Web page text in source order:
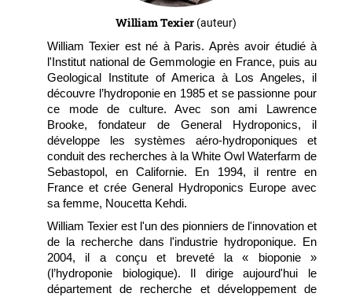
William Texier (auteur)
William Texier est né à Paris. Après avoir étudié à
l'Institut national de Gemmologie en France, puis au
Geological Institute of America à Los Angeles, il
découvre l’hydroponie en 1985 et se passionne pour
ce mode de culture. Avec son ami Lawrence
Brooke, fondateur de General Hydroponics, il
développe les systèmes aéro-hydroponiques et
conduit des recherches à la White Owl Waterfarm de
Sebastopol, en Californie. En 1994, il rentre en
France et crée General Hydroponics Europe avec
sa femme, Noucetta Kehdi.
William Texier est l'un des pionniers de l'innovation et
de la recherche dans l'industrie hydroponique. En
2004, il a conçu et breveté la « bioponie »
(l’hydroponie biologique). Il dirige aujourd'hui le
département de recherche et développement de